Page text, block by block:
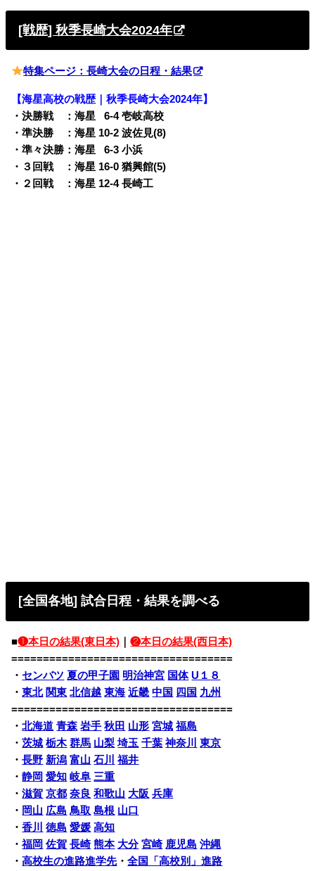
[戦歴] 秋季長崎大会2024年
特集ページ：長崎大会の日程・結果
【海星高校の戦歴｜秋季長崎大会2024年】
・決勝戦 ：海星
06-4 壱岐高校
・準決勝 ：海星 10-2 波佐見(8)
・準々決勝：海星
06-3 小浜
・３回戦 ：海星 16-0 猶興館(5)
・２回戦 ：海星 12-4 長崎工
[全国各地] 試合日程・結果を調べる
■❶本日の結果(東日本) ｜❷本日の結果(西日本)
===================================
・ センバツ 夏の甲子園 明治神宮 国体 U１８
・東北 関東 北信越 東海 近畿 中国 四国 九州
===================================
・北海道 青森 岩手 秋田 山形 宮城 福島
・茨城 栃木 群馬 山梨 埼玉 千葉 神奈川 東京
・長野 新潟 富山 石川 福井
・静岡 愛知 岐阜 三重
・滋賀 京都 奈良 和歌山 大阪 兵庫
・ 岡山 広島 鳥取 島根 山口
・香川 徳島 愛媛 高知
・福岡 佐賀 長崎 熊本 大分 宮崎 鹿児島 沖縄
・高校生の進路進学先・全国「高校別」進路